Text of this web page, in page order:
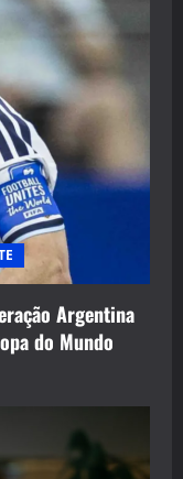
Argentina
do Mundo